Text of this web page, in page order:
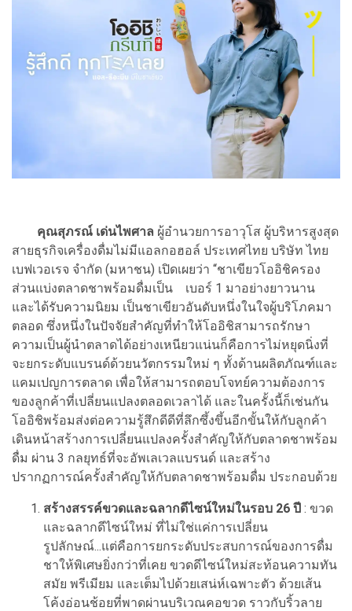
คุณสุภรณ์ เด่นไพศาล ผู้อำนวยการอาวุโส ผู้บริหารสูงสุด
สายธุรกิจเครื่องดื่มไม่มีแอลกอฮอล์ ประเทศไทย บริษัท ไทย
เบฟเวอเรจ จำกัด (มหาชน) เปิดเผยว่า “ชาเขียวโออิชิครอง
ส่วนแบ่งตลาดชาพร้อมดื่มเป็น เบอร์ 1 มาอย่างยาวนาน
และได้รับความนิยม เป็นชาเขียวอันดับหนึ่งในใจผู้บริโภคมา
ตลอด ซึ่งหนึ่งในปัจจัยสำคัญที่ทำให้โออิชิสามารถรักษา
ความเป็นผู้นำตลาดได้อย่างเหนียวแน่นก็คือการไม่หยุดนิ่งที่
จะยกระดับแบรนด์ด้วยนวัตกรรมใหม่ ๆ ทั้งด้านผลิตภัณฑ์และ
แคมเปญการตลาด เพื่อให้สามารถตอบโจทย์ความต้องการ
ของลูกค้าที่เปลี่ยนแปลงตลอดเวลาได้ และในครั้งนี้ก็เช่นกัน
โออิชิพร้อมส่งต่อความรู้สึกดีดีที่ลึกซึ้งขึ้นอีกขั้นให้กับลูกค้า
เดินหน้าสร้างการเปลี่ยนแปลงครั้งสำคัญให้กับตลาดชาพร้อม
ดื่ม ผ่าน 3 กลยุทธ์ที่จะอัพเลเวลแบรนด์ และสร้าง
ปรากฏการณ์ครั้งสำคัญให้กับตลาดชาพร้อมดื่ม ประกอบด้วย
สร้างสรรค์ขวดและฉลากดีไซน์ใหม่ในรอบ 26 ปี : ขวด
และฉลากดีไซน์ใหม่ ที่ไม่ใช่แค่การเปลี่ยน
รูปลักษณ์...แต่คือการยกระดับประสบการณ์ของการดื่ม
ชาให้พิเศษยิ่งกว่าที่เคย ขวดดีไซน์ใหม่สะท้อนความทัน
สมัย พรีเมียม และเต็มไปด้วยเสน่ห์เฉพาะตัว ด้วยเส้น
โค้งอ่อนช้อยที่พาดผ่านบริเวณคอขวด ราวกับริ้วลาย